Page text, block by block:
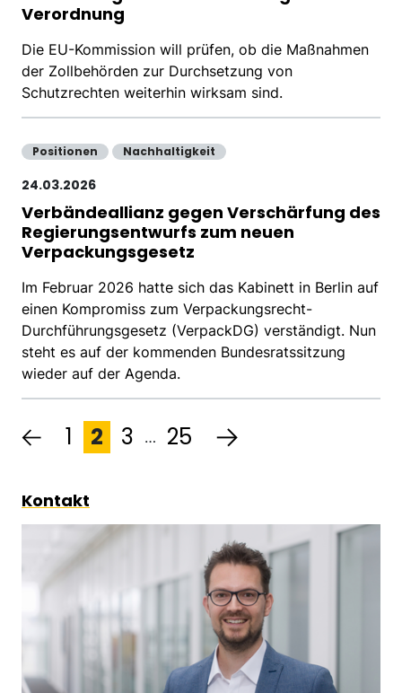
Verordnung
Die EU-Kommission will prüfen, ob die Maßnahmen
der Zollbehörden zur Durchsetzung von
Schutzrechten weiterhin wirksam sind.
Positionen Nachhaltigkeit
24.03.2026
Verbändeallianz gegen Verschärfung des
Regierungsentwurfs zum neuen
Verpackungsgesetz
Im Februar 2026 hatte sich das Kabinett in Berlin auf
einen Kompromiss zum Verpackungsrecht-
Durchführungsgesetz (VerpackDG) verständigt. Nun
steht es auf der kommenden Bundesratssitzung
wieder auf der Agenda.
1 2 3 … 25
Kontakt